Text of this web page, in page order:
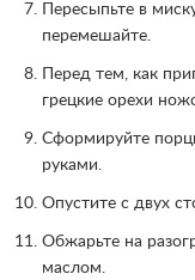
Пересыпьте в
перемешайте.
Перед тем, как
грецкие орехи
Сформируйте
руками.
Опустите с двух
Обжарьте на
маслом.